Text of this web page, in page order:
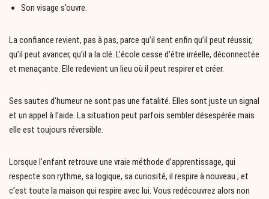
Son visage s’ouvre.
La confiance revient, pas à pas, parce qu’il sent enfin qu’il peut réussir,
qu’il peut avancer, qu’il a la clé. L’école cesse d’être irréelle, déconnectée
et menaçante. Elle redevient un lieu où il peut respirer et créer.
Ses sautes d’humeur ne sont pas une fatalité. Elles sont juste un signal
et un appel à l’aide. La situation peut parfois sembler désespérée mais
elle est toujours réversible.
Lorsque l’enfant retrouve une vraie méthode d’apprentissage, qui
respecte son rythme, sa logique, sa curiosité, il respire à nouveau ; et
c’est toute la maison qui respire avec lui. Vous redécouvrez alors non